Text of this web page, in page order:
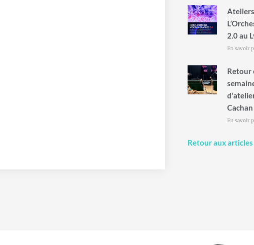
2.0 au
En savoir
Retour
Cachan
En savoir
Retour aux articles